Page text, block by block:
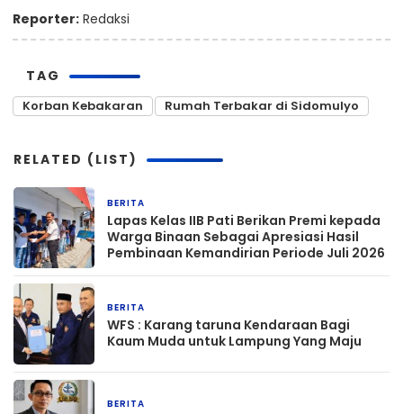
Reporter: Redaksi
TAG
Korban Kebakaran Rumah Terbakar di Sidomulyo
RELATED (LIST)
BERITA
Lapas Kelas IIB Pati Berikan Premi kepada
Warga Binaan Sebagai Apresiasi Hasil
Pembinaan Kemandirian Periode Juli 2026
BERITA
WFS : Karang taruna Kendaraan Bagi
Kaum Muda untuk Lampung Yang Maju
BERITA